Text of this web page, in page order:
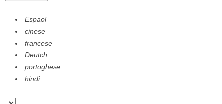
Espaol
cinese
francese
Deutch
portoghese
hindi